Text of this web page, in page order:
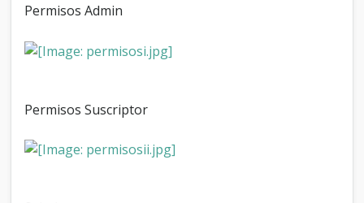
Permisos Admin
Permisos Suscriptor